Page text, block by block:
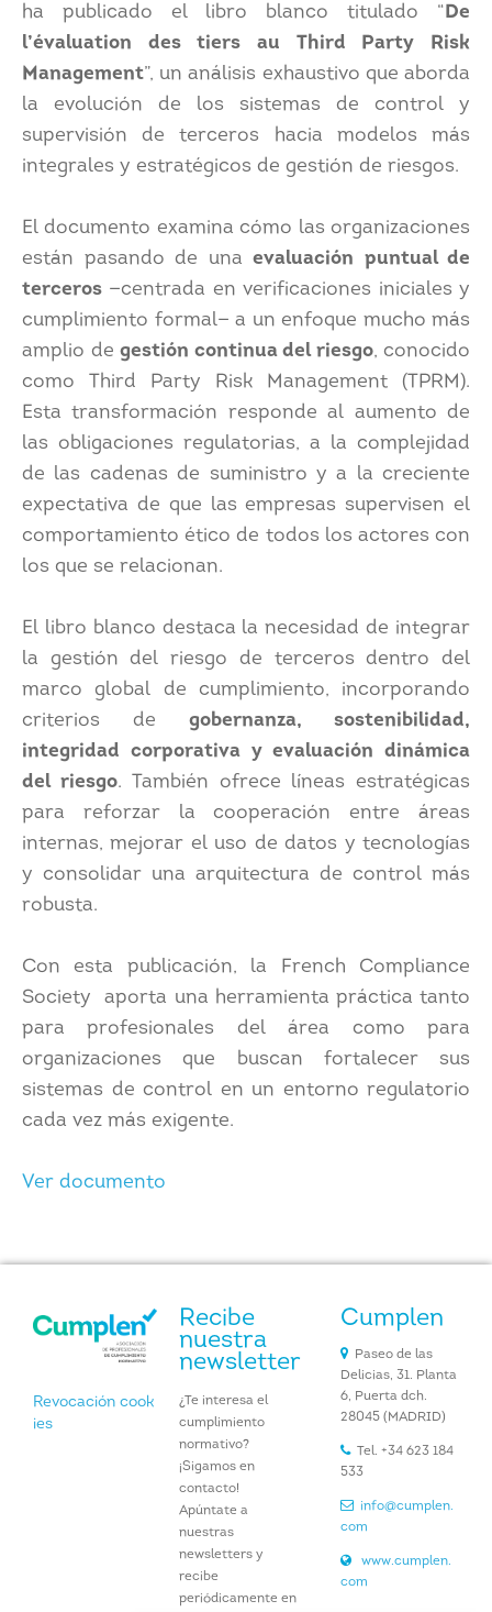
ha publicado el libro blanco titulado “ De
l’évaluation des tiers au Third Party Risk
Management”, un análisis exhaustivo que aborda
la evolución de los sistemas de control y
supervisión de terceros hacia modelos más
integrales y estratégicos de gestión de riesgos.
El documento examina cómo las organizaciones
están pasando de una evaluación
puntual de
terceros —centrada en verificaciones iniciales y
cumplimiento formal— a un enfoque mucho más
amplio de gestión continua del riesgo, conocido
como Third Party Risk Management (TPRM).
Esta transformación responde al aumento de
las obligaciones regulatorias, a la complejidad
de las cadenas de suministro y a la creciente
expectativa de que las empresas supervisen el
comportamiento ético de todos los actores con
los que se relacionan.
El libro blanco destaca la necesidad de integrar
la gestión del riesgo de terceros dentro del
marco global de cumplimiento, incorporando
criterios de gobernanza, sostenibilidad,
integridad corporativa y evaluación dinámica
del riesgo. También ofrece líneas estratégicas
para reforzar la cooperación entre áreas
internas, mejorar el uso de datos y tecnologías
y consolidar una arquitectura de control más
robusta.
Con esta publicación, la French Compliance
Society aporta una herramienta práctica tanto
para profesionales del área como para
organizaciones que buscan fortalecer sus
sistemas de control en un entorno regulatorio
cada vez más exigente.
Ver documento
Revocación cook
ies
Recibe
nuestra
newsletter
¿Te interesa el
cumplimiento
normativo?
¡Sigamos en
contacto!
Apúntate a
nuestras
newsletters y
recibe
periódicamente en
Cumplen
Paseo de las
Delicias, 31. Planta
6, Puerta dch.
28045 (MADRID)
Tel. +34 623 184
533
info@cumplen.
com
www.cumplen.
com